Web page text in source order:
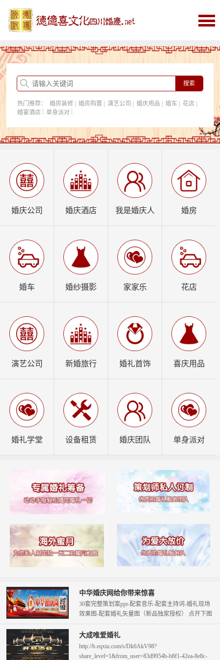
首页
婚庆
婚庆酒店
婚房购置
我是婚庆人
热门推荐： 婚房装修| 婚房购置 演艺公司 婚庆用品 婚车| 花店|
婚宴酒店| 单身派对|
婚庆公司 婚庆酒店 我是婚庆人 婚房
婚车 婚纱摄影 家家乐 花店
演艺公司 新婚旅行 婚礼首饰 喜庆用品
婚礼学堂 设备租赁 婚庆团队 单身派对
中华婚庆网给你带来惊喜
30套完整策划案ppt-配套音乐-配套主持词-婚礼现场
效果图-配套婚礼矢量图（新品独家授权） 点开下图
大成唯爱婚礼
http://b.eqxiu.com/s/Dk6AkV98?
share_level=1&from_user=83d9954b-b8f1-42ea-8e8c-